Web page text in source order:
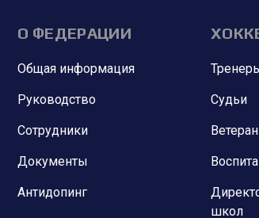
О ФЕДЕРАЦИИ
Общая информация
Руководство
Сотрудники
Документы
Антидопинг
Судьи
школ